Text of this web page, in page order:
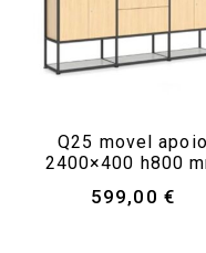
Q25 movel apoio
2400×400 h800
599,00 €